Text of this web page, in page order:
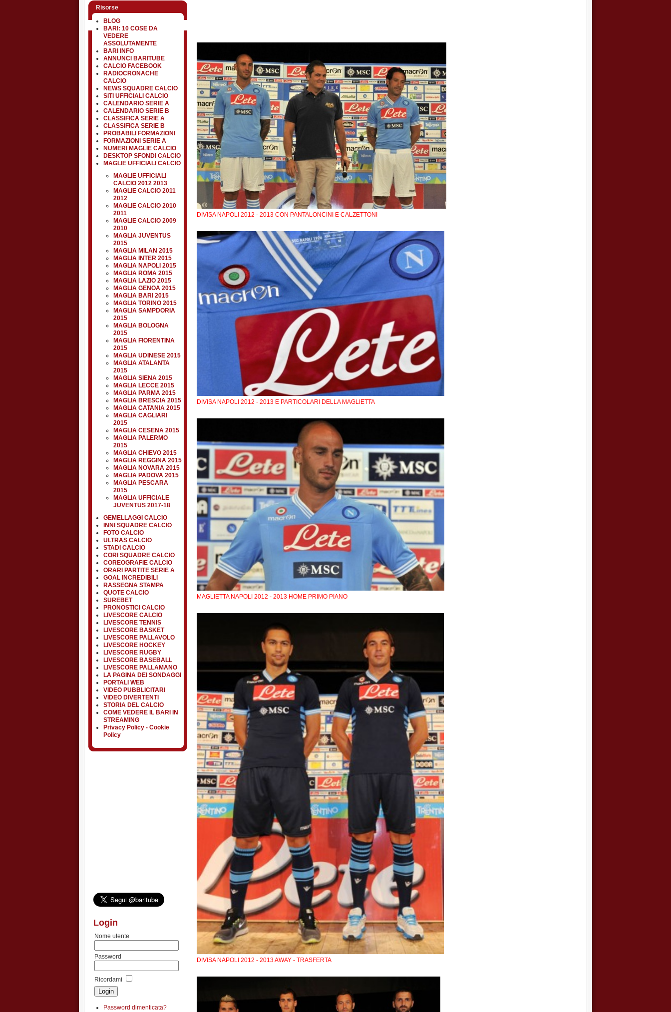
Risorse
BLOG
BARI: 10 COSE DA
VEDERE
ASSOLUTAMENTE
BARI INFO
ANNUNCI BARITUBE
CALCIO FACEBOOK
RADIOCRONACHE
CALCIO
NEWS SQUADRE CALCIO
SITI UFFICIALI CALCIO
CALENDARIO SERIE A
CALENDARIO SERIE B
CLASSIFICA SERIE A
CLASSIFICA SERIE B
PROBABILI FORMAZIONI
FORMAZIONI SERIE A
NUMERI MAGLIE CALCIO
DESKTOP SFONDI CALCIO
MAGLIE UFFICIALI CALCIO
MAGLIE UFFICIALI
CALCIO 2012 2013
MAGLIE CALCIO 2011
2012
MAGLIE CALCIO 2010
2011
MAGLIE CALCIO 2009
2010
MAGLIA JUVENTUS
2015
MAGLIA MILAN 2015
MAGLIA INTER 2015
MAGLIA NAPOLI 2015
MAGLIA ROMA 2015
MAGLIA LAZIO 2015
MAGLIA GENOA 2015
MAGLIA BARI 2015
MAGLIA TORINO 2015
MAGLIA SAMPDORIA
2015
MAGLIA BOLOGNA
2015
MAGLIA FIORENTINA
2015
MAGLIA UDINESE 2015
MAGLIA ATALANTA
2015
MAGLIA SIENA 2015
MAGLIA LECCE 2015
MAGLIA PARMA 2015
MAGLIA BRESCIA 2015
MAGLIA CATANIA 2015
MAGLIA CAGLIARI
2015
MAGLIA CESENA 2015
MAGLIA PALERMO
2015
MAGLIA CHIEVO 2015
MAGLIA REGGINA 2015
MAGLIA NOVARA 2015
MAGLIA PADOVA 2015
MAGLIA PESCARA
2015
MAGLIA UFFICIALE
JUVENTUS 2017-18
GEMELLAGGI CALCIO
INNI SQUADRE CALCIO
FOTO CALCIO
ULTRAS CALCIO
STADI CALCIO
CORI SQUADRE CALCIO
COREOGRAFIE CALCIO
ORARI PARTITE SERIE A
GOAL INCREDIBILI
RASSEGNA STAMPA
QUOTE CALCIO
SUREBET
PRONOSTICI CALCIO
LIVESCORE CALCIO
LIVESCORE TENNIS
LIVESCORE BASKET
LIVESCORE PALLAVOLO
LIVESCORE HOCKEY
LIVESCORE RUGBY
LIVESCORE BASEBALL
LIVESCORE PALLAMANO
LA PAGINA DEI SONDAGGI
PORTALI WEB
VIDEO PUBBLICITARI
VIDEO DIVERTENTI
STORIA DEL CALCIO
COME VEDERE IL BARI IN
STREAMING
Privacy Policy - Cookie
Policy
Login
Nome utente
Password
Ricordami
Password dimenticata?
DIVISA NAPOLI 2012 - 2013 CON PANTALONCINI E CALZETTONI
DIVISA NAPOLI 2012 - 2013 E PARTICOLARI DELLA MAGLIETTA
MAGLIETTA NAPOLI 2012 - 2013 HOME PRIMO PIANO
DIVISA NAPOLI 2012 - 2013 AWAY - TRASFERTA